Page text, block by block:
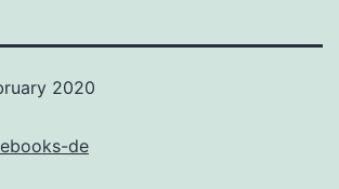
2020
ebooks-de